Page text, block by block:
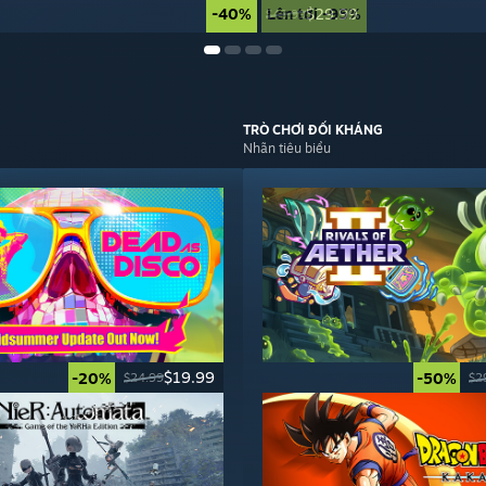
-40% $49.99$29.99
Lên tới -95%
-20% $24.99$19.99
TRÒ CHƠI ĐỐI KHÁNG
Nhãn tiêu biểu
-50%